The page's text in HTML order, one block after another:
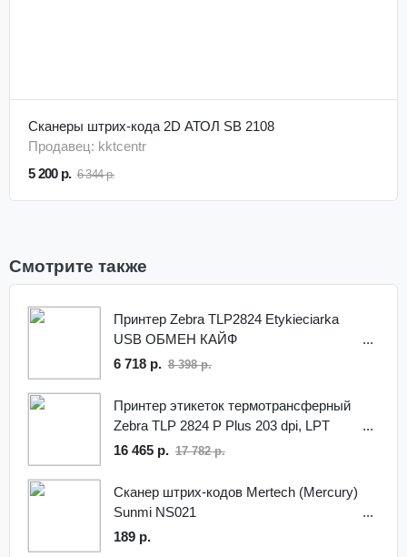
Сканеры штрих-кода 2D АТОЛ SB 2108
Продавец: kktcentr
5 200 р. 6 344 р.
Смотрите также
Принтер Zebra TLP2824 Etykieciarka
USB ОБМЕН КАЙФ
6 718 р. 8 398 р.
Принтер этикеток термотрансферный
Zebra TLP 2824 P Plus 203 dpi, LPT
16 465 р. 17 782 р.
Сканер штрих-кодов Mertech (Mercury)
Sunmi NS021
189 р.